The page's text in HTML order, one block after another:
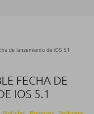
de lanzamiento de iOS 5.1
FECHA DE
IOS 5.1
Noticias Rumores
Software